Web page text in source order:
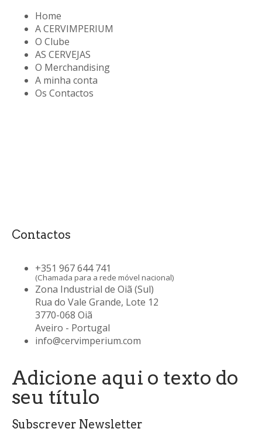
Home
A CERVIMPERIUM
O Clube
AS CERVEJAS
O Merchandising
A minha conta
Os Contactos
Contactos
+351 967 644 741
(Chamada para a rede móvel nacional)
Zona Industrial de Oiã (Sul)
Rua do Vale Grande, Lote 12
3770-068 Oiã
Aveiro - Portugal
info@cervimperium.com
Adicione aqui o texto do
seu título
Subscrever Newsletter